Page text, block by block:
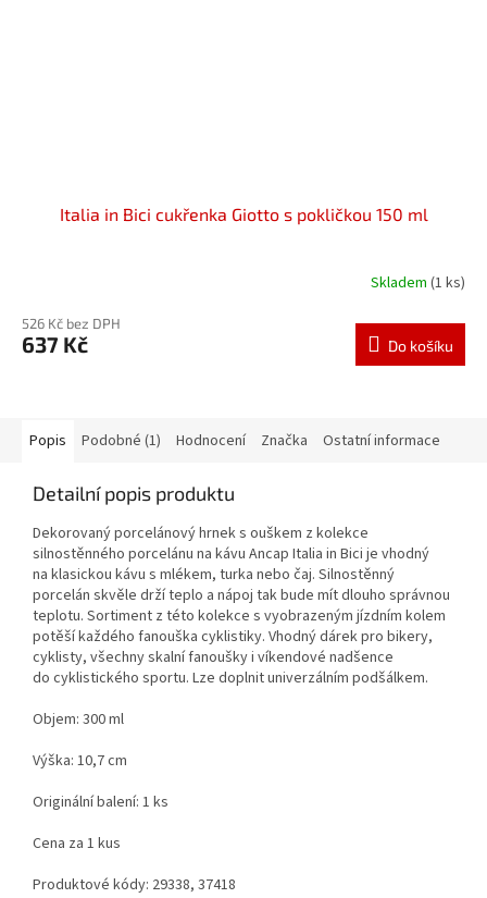
Italia in Bici cukřenka Giotto s pokličkou 150 ml
Skladem (1 ks)
526 Kč bez DPH
637 Kč Do košíku
Popis Podobné (1) Hodnocení Značka Ostatní informace
Detailní popis produktu
Dekorovaný porcelánový hrnek s ouškem z kolekce
silnostěnného porcelánu na kávu Ancap Italia in Bici je vhodný
na klasickou kávu s mlékem, turka nebo čaj. Silnostěnný
porcelán skvěle drží teplo a nápoj tak bude mít dlouho správnou
teplotu. Sortiment z této kolekce s vyobrazeným jízdním kolem
potěší každého fanouška cyklistiky. Vhodný dárek pro bikery,
cyklisty, všechny skalní fanoušky i víkendové nadšence
do cyklistického sportu. Lze doplnit univerzálním podšálkem.
Objem: 300 ml
Výška: 10,7 cm
Originální balení: 1 ks
Cena za 1 kus
Produktové kódy: 29338, 37418